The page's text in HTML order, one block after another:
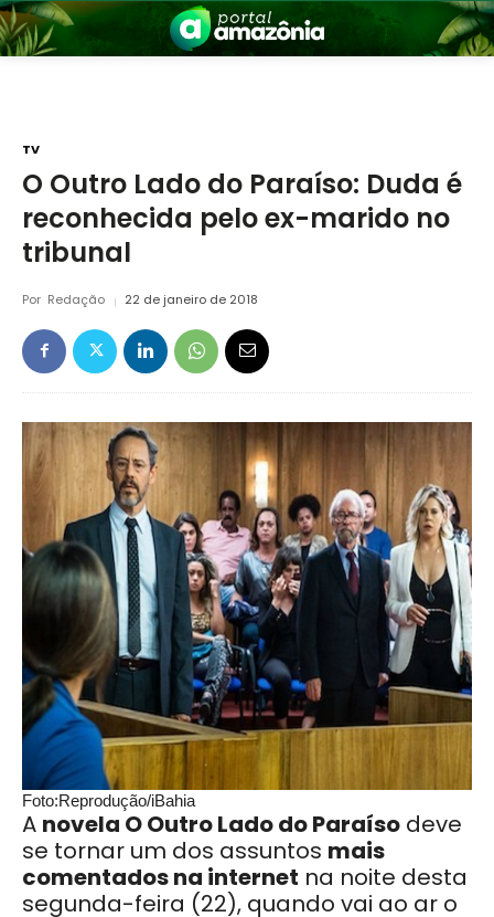
Amazônia
TV
O Outro Lado do Paraíso: Duda é
reconhecida pelo ex-marido no
tribunal
Por Redação 22 de janeiro de 2018
Foto:Reprodução/iBahia
A novela O Outro Lado do Paraíso deve
se tornar um dos assuntos mais
comentados na internet na noite desta
segunda-feira (22), quando vai ao ar o